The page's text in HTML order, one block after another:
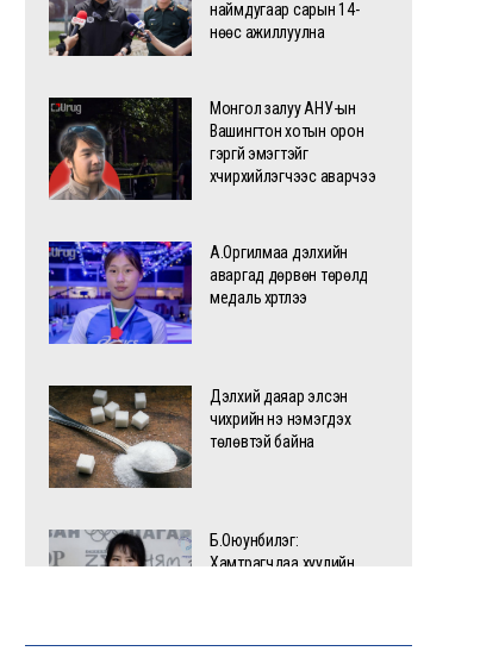
наймдугаар сарын 14-
нөөс ажиллуулна
Монгол залуу АНУ-ын
Вашингтон хотын орон
гэргүй эмэгтэйг
хүчирхийлэгчээс аварчээ
А.Оргилмаа дэлхийн
аваргад дөрвөн төрөлд
медаль хүртлээ
Дэлхий даяар элсэн
чихрийн үнэ нэмэгдэх
төлөвтэй байна
Б.Оюунбилэг:
Хамтрагчдаа хуулийн